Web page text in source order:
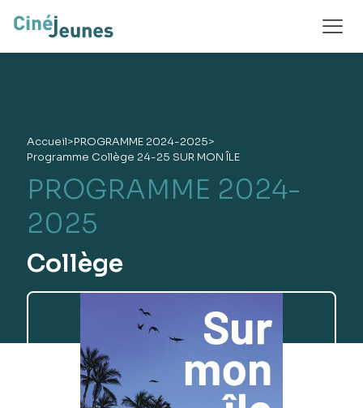
Accueil>PROGRAMME 2024-2025>
Programme Collège 24-25 SUR MON ÎLE
PROGRAMME 2024-
2025
Collège